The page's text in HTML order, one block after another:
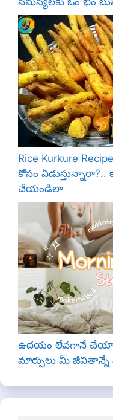
Rice Kurkure
కోసం ఏడుస్తున్నారా?..
చేయండిలా
ఉదయం లేవగానే
మార్పులు మీ